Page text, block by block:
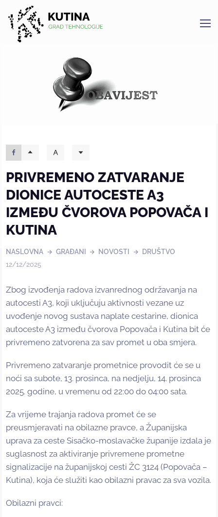
Kutina
PRIVREMENO ZATVARANJE
DIONICE AUTOCESTE A3
IZMEĐU ČVOROVA POPOVAČA I
KUTINA
NASLOVNA GRAĐANI NOVOSTI
DRUŠTVO
12/12/2025
Zbog izvođenja radova izvanrednog održavanja na
autocesti A3, koji uključuju aktivnosti vezane uz
uvođenje novog sustava naplate cestarine, dionica
autoceste A3 između čvorova Popovača i Kutina bit će
privremeno zatvorena za sav promet u oba smjera.
Privremeno zatvaranje prometnice provodit će se u
noći sa subote, 13. prosinca, na nedjelju, 14. prosinca
2025. godine, u vremenu od 22:00 do 04:00 sata.
Za vrijeme trajanja radova promet će se
preusmjeravati na obilazne pravce, a Županijska
uprava za ceste Sisačko-moslavačke županije izdala je
suglasnost za aktiviranje privremene prometne
signalizacije na županijskoj cesti ŽC 3124 (Popovača –
Kutina), koja će služiti kao obilazni pravac za sva vozila.
Obilazni pravci: